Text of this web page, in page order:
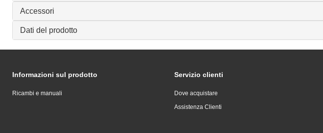
Accessori
Dati del prodotto
Informazioni sul prodotto
Ricambi e manuali
Servizio clienti
Dove acquistare
Assistenza Clienti